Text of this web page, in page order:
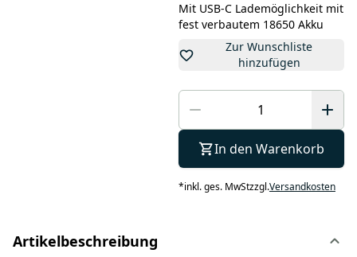
Mit USB-C Lademöglichkeit mit
fest verbautem 18650 Akku
Zur Wunschliste
hinzufügen
In den Warenkorb
*inkl. ges. MwStzzgl.Versandkosten
Artikelbeschreibung